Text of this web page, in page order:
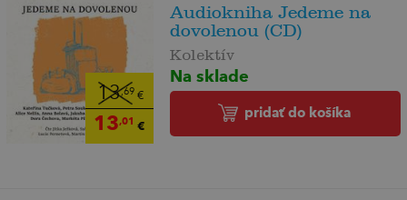
13,69 €
13,01 €
Audiokniha Jedeme na
dovolenou (CD)
Kolektív
Na sklade
pridať do košíka